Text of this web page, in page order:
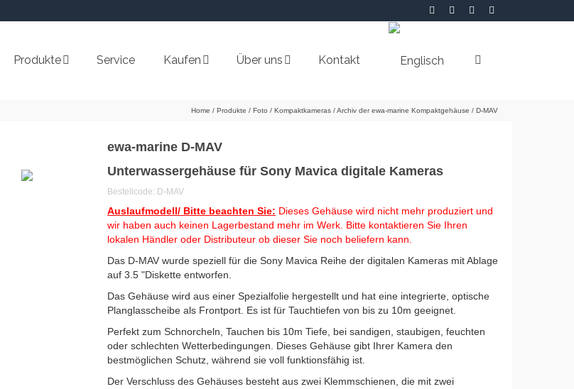
Produkte Service Kaufen Über uns Kontakt
Home / Produkte / Foto / Kompaktkameras /Archiv der ewa-marine Kompaktgehäuse / D-MAV
ewa-marine D-MAV
Unterwassergehäuse für Sony Mavica digitale Kameras
Bestellcode: D-MAV
Auslaufmodell/ Bitte beachten Sie: Dieses Gehäuse wird nicht mehr produziert und
wir haben auch keinen Lagerbestand mehr im Werk. Bitte kontaktieren Sie Ihren
lokalen Händler oder Distributeur ob dieser Sie noch beliefern kann.
Das D-MAV wurde speziell für die Sony Mavica Reihe der digitalen Kameras mit Ablage
auf 3.5 "Diskette entworfen.
Das Gehäuse wird aus einer Spezialfolie hergestellt und hat eine integrierte, optische
Planglasscheibe als Frontport. Es ist für Tauchtiefen von bis zu 10m geeignet.
Perfekt zum Schnorcheln, Tauchen bis 10m Tiefe, bei sandigen, staubigen, feuchten
oder schlechten Wetterbedingungen. Dieses Gehäuse gibt Ihrer Kamera den
bestmöglichen Schutz, während sie voll funktionsfähig ist.
Der Verschluss des Gehäuses besteht aus zwei Klemmschienen, die mit zwei